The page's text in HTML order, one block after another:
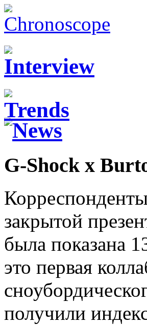
G-Shock x
закрытой
была показана
это первая
получили